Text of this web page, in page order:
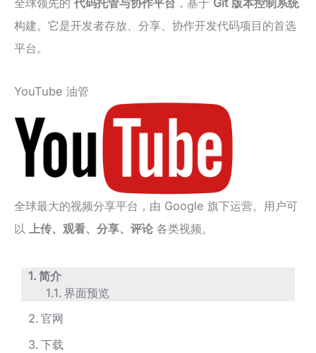
全球领先的 代码托管与协作平台 ，基于 Git 版本控制系统
构建。它是开发者存放、分享、协作开发代码项目的首选
平台。
YouTube 油管
全球最大的视频分享平台，由 Google 旗下运营。用户可
以 上传、观看、分享、评论 各类视频。
简介
界面预览
官网
下载